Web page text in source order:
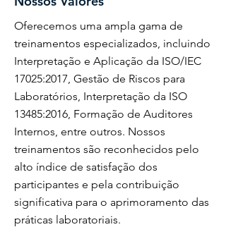
Oferecemos uma ampla gama de
treinamentos especializados, incluindo
Interpretação e Aplicação da ISO/IEC
17025:2017, Gestão de Riscos para
Laboratórios, Interpretação da ISO
13485:2016, Formação de Auditores
Internos, entre outros. Nossos
treinamentos são reconhecidos pelo
alto índice de satisfação dos
participantes e pela contribuição
significativa para o aprimoramento das
práticas laboratoriais.